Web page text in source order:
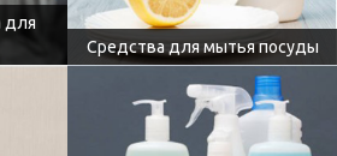
для
Средства для мытья посуды